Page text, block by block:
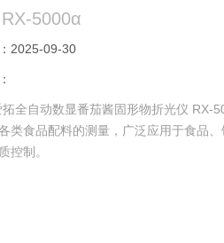
5000α
2025-09-30
拓全自动数显番茄酱固形物折光仪 RX-
类食品配料的测量，广泛应用于食品
控制。